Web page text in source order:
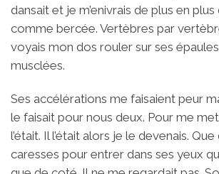
dansait et je m’enivrais de plus en plus
comme bercée. Vertèbres par
voyais mon dos rouler sur ses
musclées.
Ses accélérations me faisaient peur
le faisait pour nous deux. Pour me
l’était. Il l’était alors je le devenais.
caresses pour entrer dans ses yeux